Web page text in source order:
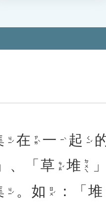
ㄐㄧˊ 在 ㄗㄞˋ 一 ㄧˋ 起 ㄑㄧˇ
」、「 草 ㄘㄠˇ 堆 ㄉㄨㄟ
ㄐㄧˊ 。 如 ㄖㄨˊ ：「 堆